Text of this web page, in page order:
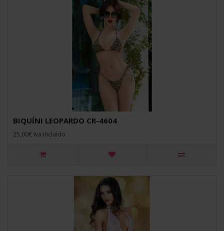
BIQUÍNI LEOPARDO CR-4604
25,00€ Iva incluído